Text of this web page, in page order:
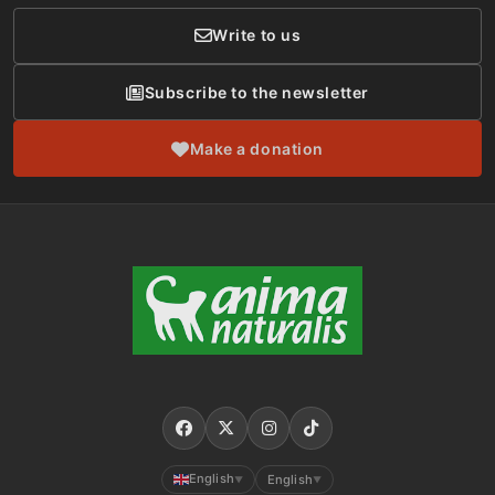
Write to us
Subscribe to the newsletter
Make a donation
English ▼ English ▼